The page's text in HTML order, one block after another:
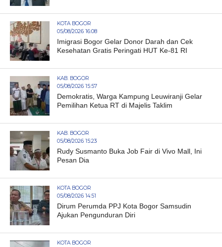
KOTA BOGOR
05/08/2026 16:08
Imigrasi Bogor Gelar Donor Darah dan Cek
Kesehatan Gratis Peringati HUT Ke-81 RI
KAB. BOGOR
05/08/2026 15:57
Demokratis, Warga Kampung Leuwiranji Gelar
Pemilihan Ketua RT di Majelis Taklim
KAB. BOGOR
05/08/2026 15:23
Rudy Susmanto Buka Job Fair di Vivo Mall, Ini
Pesan Dia
KOTA BOGOR
05/08/2026 14:51
Dirum Perumda PPJ Kota Bogor Samsudin
Ajukan Pengunduran Diri
KOTA BOGOR